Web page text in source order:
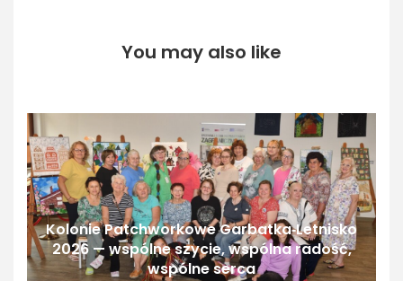
You may also like
Kolonie Patchworkowe Garbatka‑Letnisko
2026 — wspólne szycie, wspólna radość,
wspólne serca